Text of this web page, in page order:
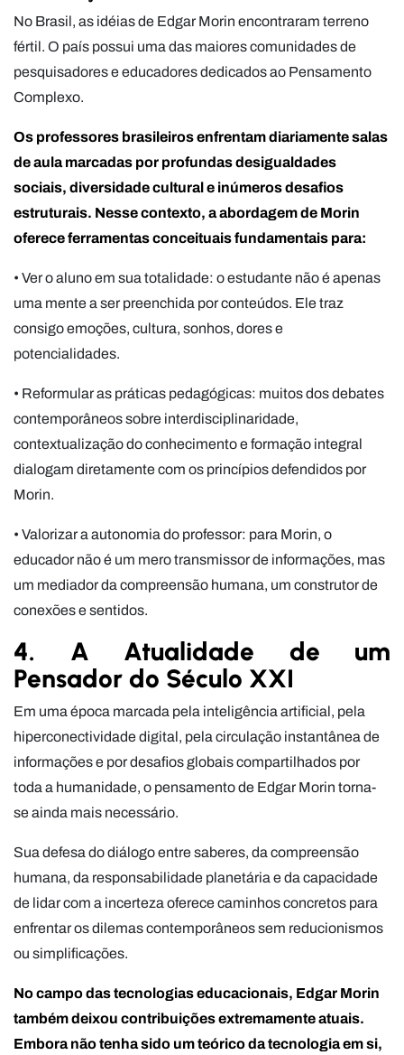
No Brasil, as idéias de Edgar Morin encontraram terreno
fértil. O país possui uma das maiores comunidades de
pesquisadores e educadores dedicados ao Pensamento
Complexo.
Os professores brasileiros enfrentam diariamente salas
de aula marcadas por profundas desigualdades
sociais, diversidade cultural e inúmeros desafios
estruturais. Nesse contexto, a abordagem de Morin
oferece ferramentas conceituais fundamentais para:
• Ver o aluno em sua totalidade: o estudante não é apenas
uma mente a ser preenchida por conteúdos. Ele traz
consigo emoções, cultura, sonhos, dores e
potencialidades.
• Reformular as práticas pedagógicas: muitos dos debates
contemporâneos sobre interdisciplinaridade,
contextualização do conhecimento e formação integral
dialogam diretamente com os princípios defendidos por
Morin.
• Valorizar a autonomia do professor: para Morin, o
educador não é um mero transmissor de informações, mas
um mediador da compreensão humana, um construtor de
conexões e sentidos.
4. A Atualidade de um
Pensador do Século XXI
Em uma época marcada pela inteligência artificial, pela
hiperconectividade digital, pela circulação instantânea de
informações e por desafios globais compartilhados por
toda a humanidade, o pensamento de Edgar Morin torna-
se ainda mais necessário.
Sua defesa do diálogo entre saberes, da compreensão
humana, da responsabilidade planetária e da capacidade
de lidar com a incerteza oferece caminhos concretos para
enfrentar os dilemas contemporâneos sem reducionismos
ou simplificações.
No campo das tecnologias educacionais, Edgar Morin
também deixou contribuições extremamente atuais.
Embora não tenha sido um teórico da tecnologia em si,